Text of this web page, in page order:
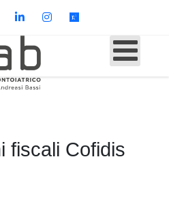
fiscali Cofidis